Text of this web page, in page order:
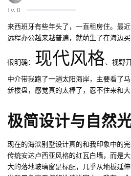
Lv.0
来西班牙有些年头了，一直租房住。最
远程办公越来越普遍，就萌生了在海边
很明确： 现代风格、视野
中介带我跑了一趟太阳海岸，主要看了
新楼盘，感觉真的太棒了，忍不住来和大
极简设计与自然
现在的海滨别墅设计真的和我印象中的
传统安达卢西亚风格的红瓦白墙，而是
大的落地玻璃窗是标配，几乎从地板延